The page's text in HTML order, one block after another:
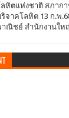
หิตแห่งชาติ สภาก
จาคโลหิต 13 ก.พ
าณิชย์ สำนักงานให